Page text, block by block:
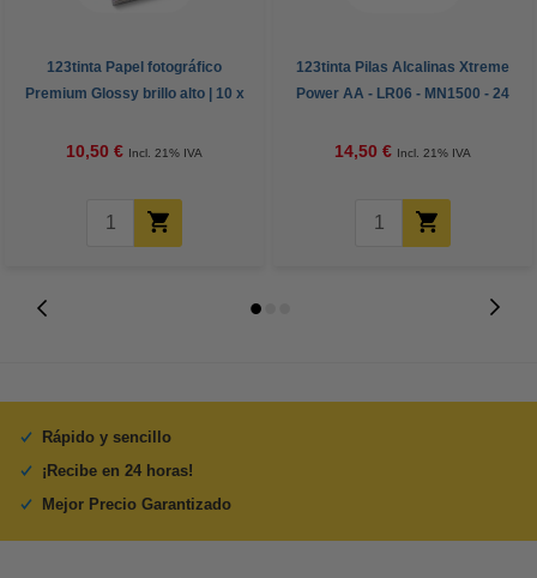
123tinta Papel fotográfico
Premium Glossy brillo alto | 10 x
10,50 € Incl. 21% IVA
123tinta Pilas Alcalinas Xtreme
Power AA - LR06 - MN1500 - 24
14,50 € Incl. 21% IVA
Rápido y sencillo
¡Recibe en 24 horas!
Mejor Precio Garantizado